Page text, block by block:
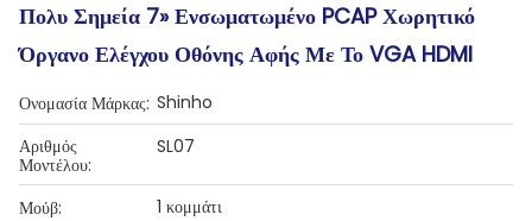
Πολυ Σημεία 7» Ενσωματωμένο PCAP Χωρητικό
Όργανο Ελέγχου Οθόνης Αφής Με Το VGA HDMI
Ονομασία Μάρκας: Shinho
Αριθμός
Μοντέλου:
SL07
Μούβ:
1 κομμάτι